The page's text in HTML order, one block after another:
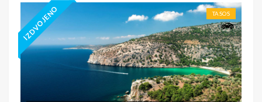
IZDVOJENO TASOS